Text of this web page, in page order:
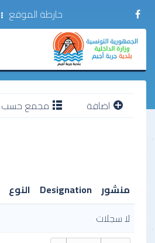
خارطة الموقع
اضافة مجمع حسب
منشور Designation النوع
لا سجلات